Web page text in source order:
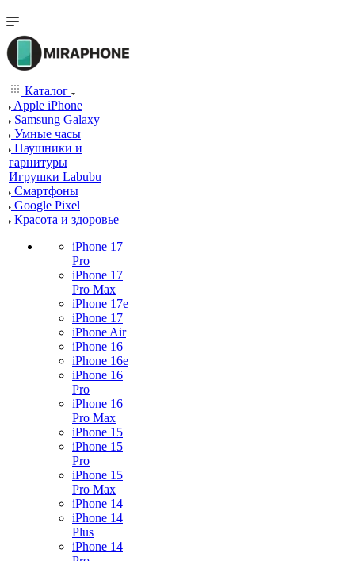
Каталог
Apple iPhone
Samsung Galaxy
Умные часы
Наушники и
гарнитуры
Игрушки Labubu
Смартфоны
Google Pixel
Красота и здоровье
iPhone 17
Pro
iPhone 17
Pro Max
iPhone 17e
iPhone 17
iPhone Air
iPhone 16
iPhone 16e
iPhone 16
Pro
iPhone 16
Pro Max
iPhone 15
iPhone 15
Pro
iPhone 15
Pro Max
iPhone 14
iPhone 14
Plus
iPhone 14